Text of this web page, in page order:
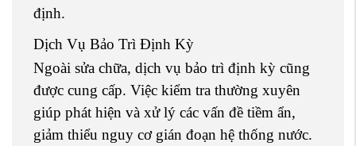
định.
Dịch Vụ Bảo Trì Định Kỳ
Ngoài sửa chữa, dịch vụ bảo trì định kỳ cũng
được cung cấp. Việc kiểm tra thường xuyên
giúp phát hiện và xử lý các vấn đề tiềm ẩn,
giảm thiểu nguy cơ gián đoạn hệ thống nước.